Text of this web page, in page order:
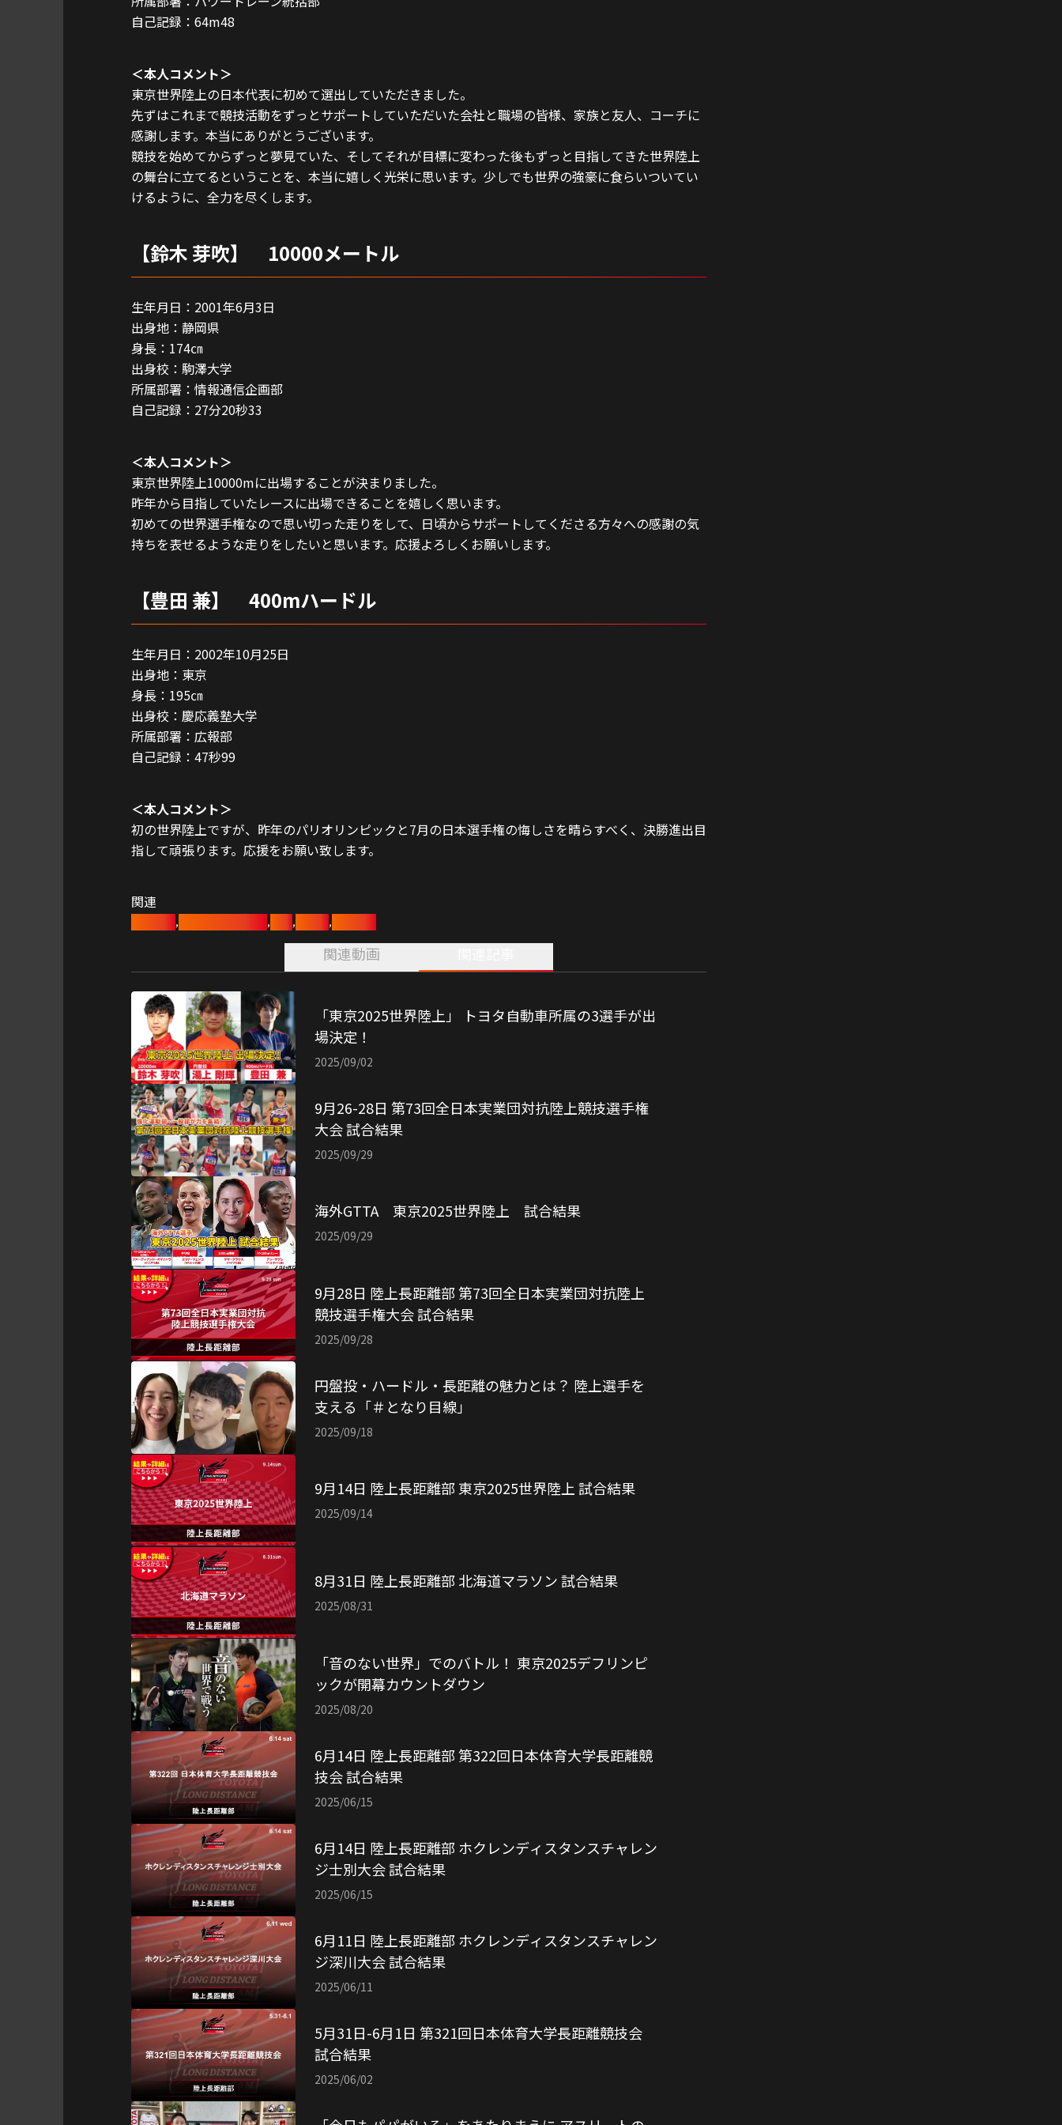
自己記録：64m48
＜本人コメント＞
東京世界陸上の日本代表に初めて選出していただきました。
先ずはこれまで競技活動をずっとサポートしていただいた会社と職場の皆様、家族と友人、コーチに
感謝します。本当にありがとうございます。
競技を始めてからずっと夢見ていた、そしてそれが目標に変わった後もずっと目指してきた世界陸上
の舞台に立てるということを、本当に嬉しく光栄に思います。少しでも世界の強豪に食らいついてい
けるように、全力を尽くします。
【鈴木 芽吹】 10000メートル
生年月日：2001年6月3日
出身地：静岡県
身長：174㎝
出身校：駒澤大学
所属部署：情報通信企画部
自己記録：27分20秒33
＜本人コメント＞
東京世界陸上10000mに出場することが決まりました。
昨年から目指していたレースに出場できることを嬉しく思います。
初めての世界選手権なので思い切った走りをして、日頃からサポートしてくださる方々への感謝の気
持ちを表せるような走りをしたいと思います。応援よろしくお願いします。
【豊田 兼】 400mハードル
生年月日：2002年10月25日
出身地：東京
身長：195㎝
出身校：慶応義塾大学
所属部署：広報部
自己記録：47秒99
＜本人コメント＞
初の世界陸上ですが、昨年のパリオリンピックと7月の日本選手権の悔しさを晴らすべく、決勝進出目
指して頑張ります。応援をお願い致します。
関連
, , , ,
関連動画
「東京2025世界陸上」 トヨタ自動車所属の3選手が出
場決定！
2025/09/02
9月26-28日 第73回全日本実業団対抗陸上競技選手権
大会 試合結果
2025/09/29
海外GTTA 東京2025世界陸上 試合結果
2025/09/29
9月28日 陸上長距離部 第73回全日本実業団対抗陸上
競技選手権大会 試合結果
2025/09/28
円盤投・ハードル・長距離の魅力とは？ 陸上選手を
支える「＃となり目線」
2025/09/18
9月14日 陸上長距離部 東京2025世界陸上 試合結果
2025/09/14
8月31日 陸上長距離部 北海道マラソン 試合結果
2025/08/31
「音のない世界」でのバトル！ 東京2025デフリンピ
ックが開幕カウントダウン
2025/08/20
6月14日 陸上長距離部 第322回日本体育大学長距離競
技会 試合結果
2025/06/15
6月14日 陸上長距離部 ホクレンディスタンスチャレン
ジ士別大会 試合結果
2025/06/15
6月11日 陸上長距離部 ホクレンディスタンスチャレン
ジ深川大会 試合結果
2025/06/11
5月31日-6月1日 第321回日本体育大学長距離競技会
試合結果
2025/06/02